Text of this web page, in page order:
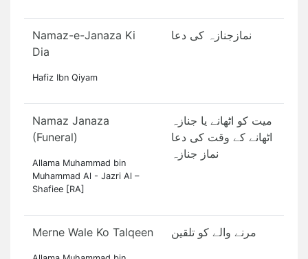
Namaz-e-Janaza Ki
Dia
Hafiz Ibn Qiyam
نمازجنازہ کی دعا
Namaz Janaza
(Funeral)
Allama Muhammad bin
Muhammad Al - Jazri Al –
Shafiee [RA]
میت کو اٹھانے یا جنازہ
اٹھانے کے وقت کی دعا
نماز جنازہ
Merne Wale Ko Talqeen مرنے والے کو تلقین